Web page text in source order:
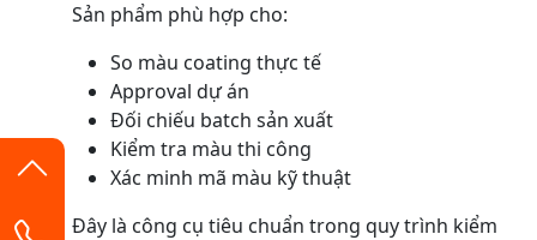
Sản phẩm phù hợp cho:
So màu coating thực tế
Approval dự án
Đối chiếu batch sản xuất
Kiểm tra màu thi công
Xác minh mã màu kỹ thuật
Đây là công cụ tiêu chuẩn trong quy trình kiểm